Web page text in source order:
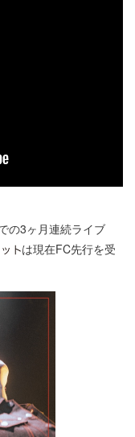
の3ヶ月連続ライブ
は現在FC先行を受